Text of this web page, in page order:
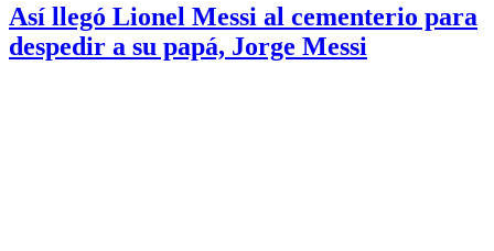
Así llegó Lionel Messi al cementerio para
despedir a su papá, Jorge Messi